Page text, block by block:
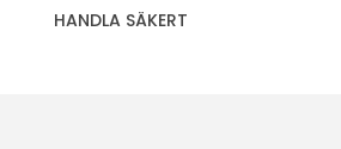
HANDLA SÄKERT